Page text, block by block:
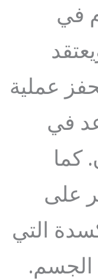
في
عملية
في
كما
على
التي